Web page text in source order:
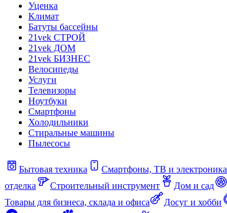
Уценка
Климат
Батуты бассейны
21vek СТРОЙ
21vek ДОМ
21vek БИЗНЕС
Велосипеды
Услуги
Телевизоры
Ноутбуки
Смартфоны
Холодильники
Стиральные машины
Пылесосы
Бытовая техника Смартфоны, ТВ и электроника
отделка
Строительный инструмент Дом и сад
Товары для бизнеса, склада и офиса
Досуг и хобби